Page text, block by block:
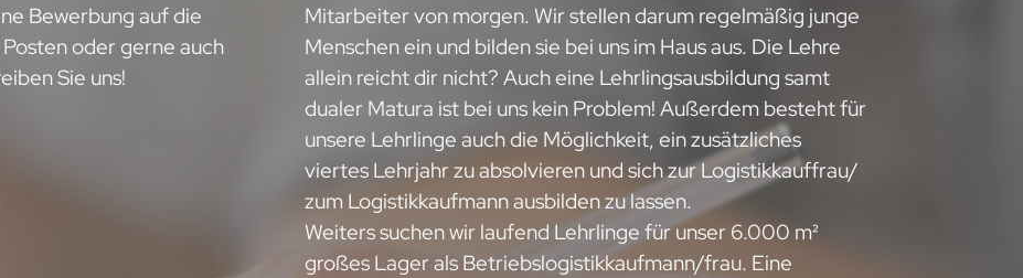
Bewerbung auf die
oder gerne auch
Sie uns!
Mitarbeiter von morgen. Wir stellen darum regelmäßig junge
Menschen ein und bilden sie bei uns im Haus aus. Die Lehre
allein reicht dir nicht? Auch eine Lehrlingsausbildung samt
dualer Matura ist bei uns kein Problem! Außerdem besteht für
unsere Lehrlinge auch die Möglichkeit, ein zusätzliches
viertes Lehrjahr zu absolvieren und sich zur Logistikkauffrau/
zum Logistikkaufmann ausbilden zu lassen.
Weiters suchen wir laufend Lehrlinge für unser 6.000 m²
großes Lager als Betriebslogistikkaufmann/frau. Eine